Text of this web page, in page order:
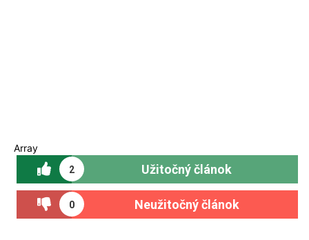
Array
2 Užitočný článok
0 Neužitočný článok